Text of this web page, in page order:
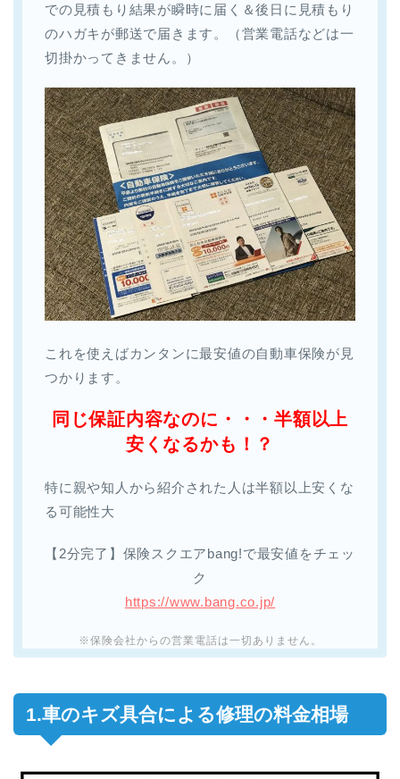
での見積もり結果が瞬時に届く＆後日に見積もり
のハガキが郵送で届きます。（営業電話などは一
切掛かってきません。）
これを使えばカンタンに最安値の自動車保険が見
つかります。
同じ保証内容なのに・・・半額以上
安くなるかも！？
特に親や知人から紹介された人は半額以上安くな
る可能性大
【2分完了】保険スクエアbang!で最安値をチェッ
ク
https://www.bang.co.jp/
※保険会社からの営業電話は一切ありません。
1.車のキズ具合による修理の料金相場